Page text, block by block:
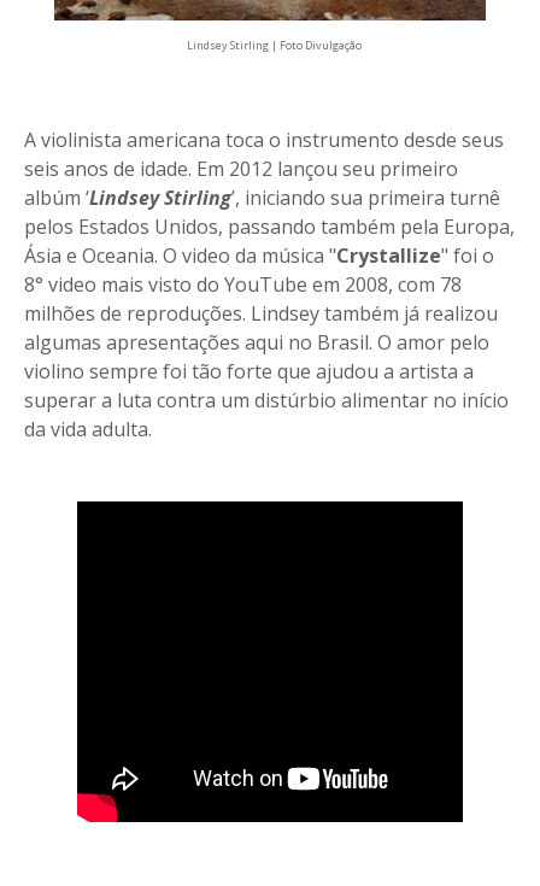
Lindsey Stirling | Foto Divulgação
A violinista americana toca o instrumento desde seus
seis anos de idade. Em 2012 lançou seu primeiro
albúm ‘Lindsey Stirling’, iniciando sua primeira turnê
pelos Estados Unidos, passando também pela Europa,
Ásia e Oceania. O video da música "Crystallize" foi o
8° video mais visto do YouTube em 2008, com 78
milhões de reproduções. Lindsey também já realizou
algumas apresentações aqui no Brasil. O amor pelo
violino sempre foi tão forte que ajudou a artista a
superar a luta contra um distúrbio alimentar no início
da vida adulta.